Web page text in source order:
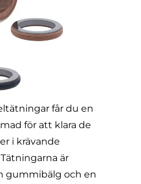
får du en
för att klara de
i krävande
är
gummibälg och en